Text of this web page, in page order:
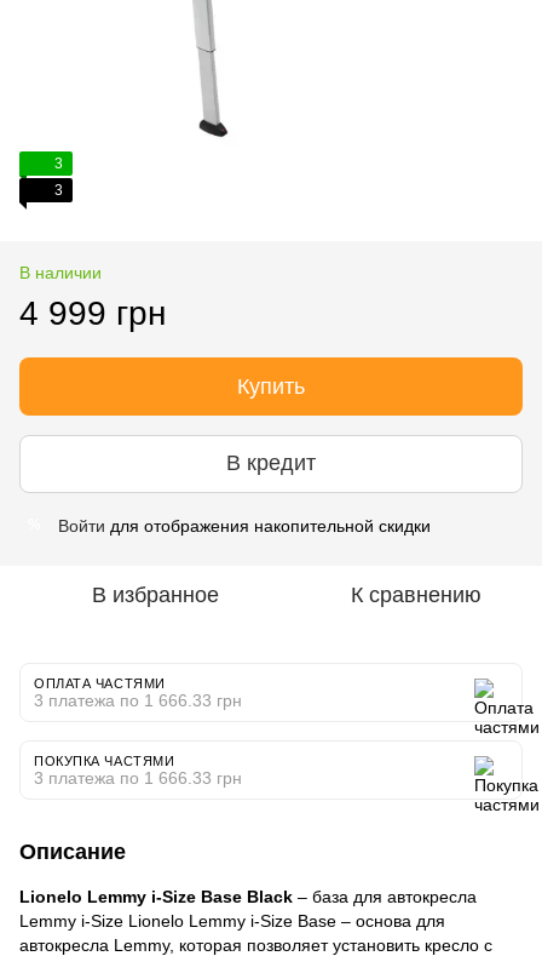
3
3
В наличии
4 999 грн
Купить
В кредит
Войти для отображения накопительной скидки
В избранное К сравнению
ОПЛАТА ЧАСТЯМИ
3 платежа по 1 666.33 грн
ПОКУПКА ЧАСТЯМИ
3 платежа по 1 666.33 грн
Описание
Lionelo Lemmy i-Size Base Black – база для автокресла
Lemmy i-Size Lionelo Lemmy i-Size Base – основа для
автокресла Lemmy, которая позволяет установить кресло с